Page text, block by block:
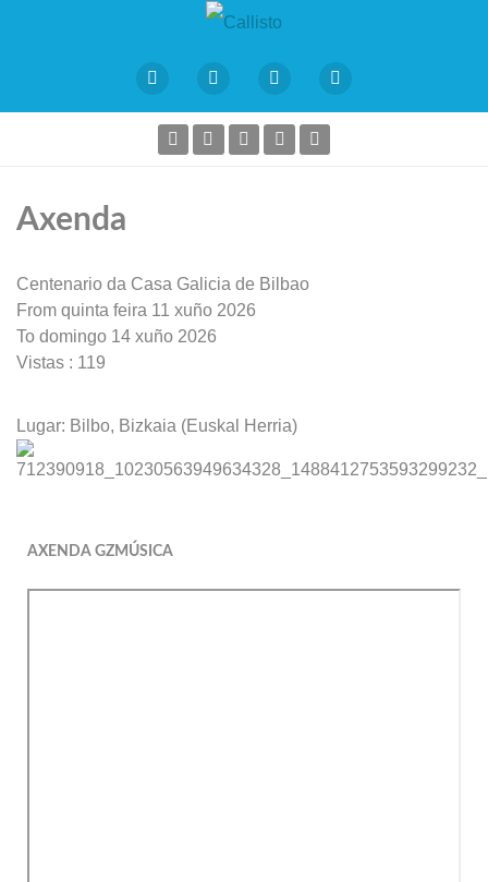
Axenda
Centenario da Casa Galicia de Bilbao
From quinta feira 11 xuño 2026
To domingo 14 xuño 2026
Vistas : 119
Lugar: Bilbo, Bizkaia (Euskal Herria)
AXENDA GZMÚSICA